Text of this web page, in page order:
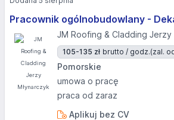
Pracownik ogólnobudowlany -
JM Roofing & Cladding Jerzy
105-135 zł brutto / godz.(zal.
Pomorskie
umowa o pracę
praca od zaraz
Aplikuj bez CV